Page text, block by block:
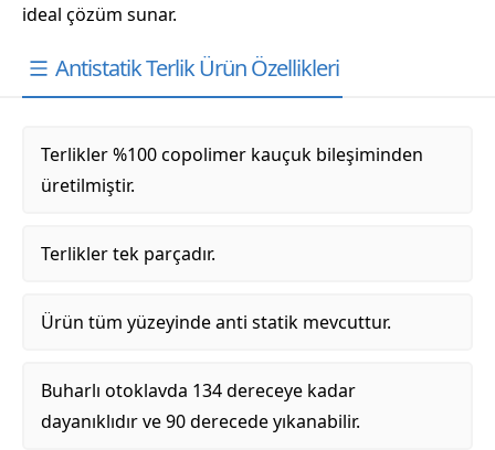
ideal çözüm sunar.
Antistatik Terlik Ürün Özellikleri
Terlikler %100 copolimer kauçuk bileşiminden
üretilmiştir.
Terlikler tek parçadır.
Ürün tüm yüzeyinde anti statik mevcuttur.
Buharlı otoklavda 134 dereceye kadar
dayanıklıdır ve 90 derecede yıkanabilir.